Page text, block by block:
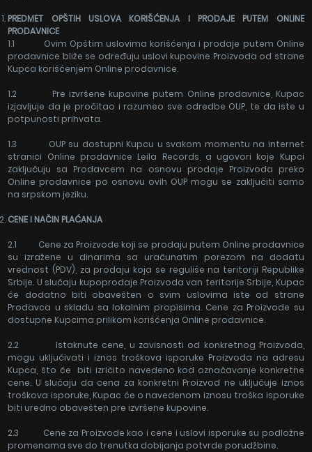
PREDMET OPŠTIH USLOVA KORIŠĆENJA I PRODAJE PUTEM ONLINE
PRODAVNICE
1.1 Ovim Opštim uslovima korišćenja i prodaje putem Online
prodavnice bliže se određuju uslovi kupovine Proizvoda od strane
Kupca korišćenjem Online prodavnice.
1.2 Pre izvršene kupovine putem Online prodavnice, Kupac
izjavljuje da je pročitao i razumeo sve odredbe OUP, te da iste u
potpunosti prihvata.
1.3 OUP su dostupni Kupcu u svakom momentu na internet
stranici Online prodavnice Leila Records, a ugovori koje Kupci
zaključuju sa Prodavcem na osnovu prodaje Proizvoda preko
Online prodavnice po osnovu ovih OUP mogu se zaključiti samo
na srpskom jeziku.
CENE I NAČIN PLAĆANJA
2.1 Cene za Proizvode koji se prodaju putem Online prodavnice
su izražene u dinarima sa uračunatim porezom na dodatu
vrednost (PDV), za prodaju koja se reguliše na teritoriji Republike
Srbije. U slučaju kupoprodaje Proizvoda van teritorije Srbije, Kupac
će dodatno biti obavešten o svim uslovima iste od strane
Prodavca u skladu sa lokalnim propisima. Cene za Proizvode su
dostupne Kupcima prilikom korišćenja Online prodavnice.
2.2 Istaknute cene, u zavisnosti od konkretnog Proizvoda,
mogu uključivati i iznos troškova isporuke Proizvoda na adresu
Kupca, što će biti izričito navedeno kod označavanje konkretne
cene. U slučaju da cena za konkretni Proizvod ne uključuje iznos
troškova isporuke, Kupac će o navedenom iznosu troška isporuke
biti uredno obavešten pre izvršene kupovine.
2.3 Cene za Proizvode kao i cene i uslovi isporuke su podložne
promenama sve do trenutka dobijanja potvrde porudžbine.